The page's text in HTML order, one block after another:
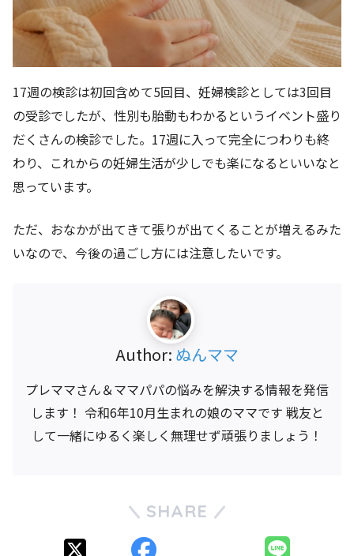
17週の検診は初回含めて5回目、妊婦検診としては3回目
の受診でしたが、性別も胎動もわかるというイベント盛り
だくさんの検診でした。17週に入って完全につわりも終
わり、これからの妊婦生活が少しでも楽になるといいなと
思っています。
ただ、おなかが出てきて張りが出てくることが増えるみた
いなので、今後の過ごし方には注意したいです。
Author: ぬんママ
プレママさん＆ママパパの悩みを解決する情報を発信
します！ 令和6年10月生まれの娘のママです 戦友と
して一緒にゆるく楽しく無理せず頑張りましょう！
SHARE